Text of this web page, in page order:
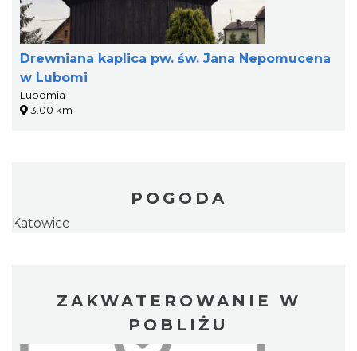
Drewniana kaplica pw. św. Jana Nepomucena
w Lubomi
Lubomia
3.00 km
POGODA
Katowice
ZAKWATEROWANIE W
POBLIŻU